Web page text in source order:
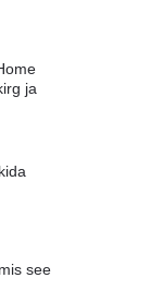
ja
see